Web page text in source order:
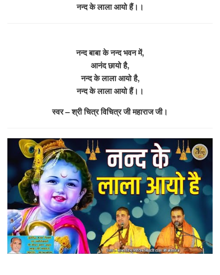
नन्द के लाला आयो हैं।।
नन्द बाबा के नन्द भवन में,
आनंद छायो है,
नन्द के लाला आयो है,
नन्द के लाला आयो हैं।।
स्वर – श्री चित्र विचित्र जी महाराज जी।